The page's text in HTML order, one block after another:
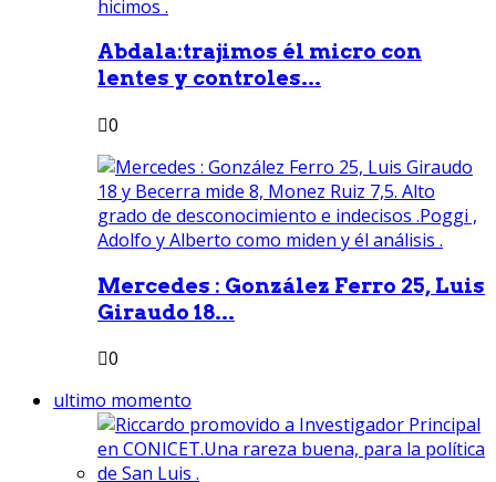
Abdala:trajimos él micro con
lentes y controles...
0
Mercedes : González Ferro 25, Luis
Giraudo 18...
0
ultimo momento